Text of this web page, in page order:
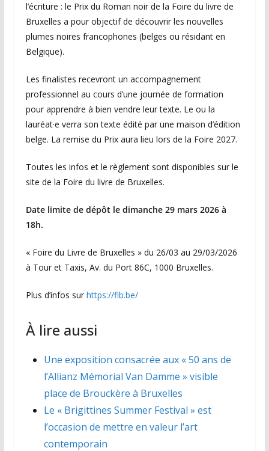
l’écriture : le Prix du Roman noir de la Foire du livre de
Bruxelles a pour objectif de découvrir les nouvelles
plumes noires francophones (belges ou résidant en
Belgique).
Les finalistes recevront un accompagnement
professionnel au cours d’une journée de formation
pour apprendre à bien vendre leur texte. Le ou la
lauréat·e verra son texte édité par une maison d’édition
belge. La remise du Prix aura lieu lors de la Foire 2027.
Toutes les infos et le règlement sont disponibles sur le
site de la Foire du livre de Bruxelles.
Date limite de dépôt le dimanche 29 mars 2026 à
18h.
« Foire du Livre de Bruxelles » du 26/03 au 29/03/2026
à Tour et Taxis, Av. du Port 86C, 1000 Bruxelles.
Plus d’infos sur https://flb.be/
À lire aussi
Une exposition consacrée aux « 50 ans de
l’Allianz Mémorial Van Damme » visible
place de Brouckère à Bruxelles
Le « Brigittines Summer Festival » est
l’occasion de mettre en valeur l’art
contemporain